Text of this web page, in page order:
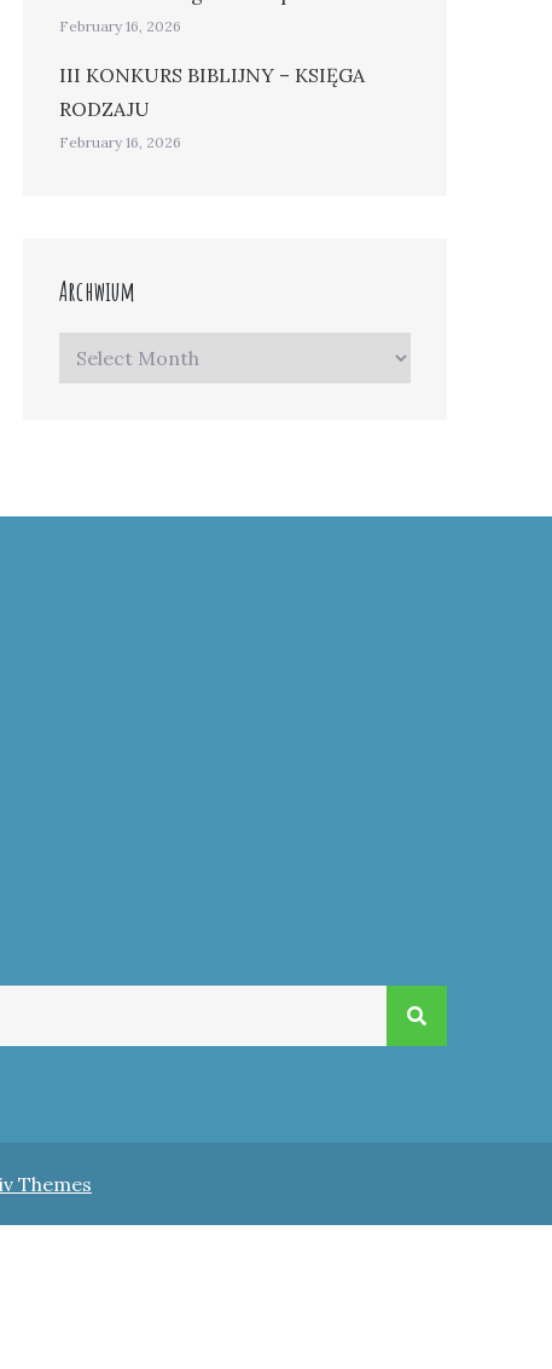
February 16, 2026
III KONKURS BIBLIJNY – KSIĘGA
RODZAJU
February 16, 2026
Archwium
Archwium
Themes